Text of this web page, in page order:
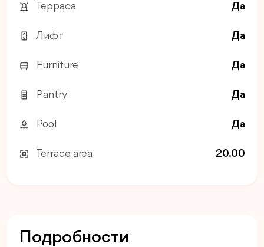
Терраса Да
Лифт Да
Furniture Да
Pantry Да
Pool Да
Terrace area 20.00
Подробности